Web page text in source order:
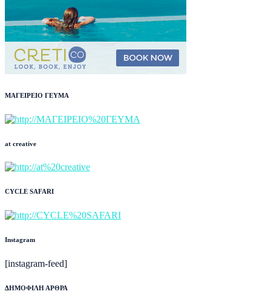
ΜΑΓΕΙΡΕΙΟ ΓΕΥΜΑ
at creative
CYCLE SAFARI
Instagram
[instagram-feed]
ΔΗΜΟΦΙΛΗ ΑΡΘΡΑ